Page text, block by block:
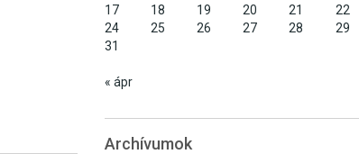
17
18 19 20 21 22
24
25 26 27 28 29
31
« ápr
Archívumok